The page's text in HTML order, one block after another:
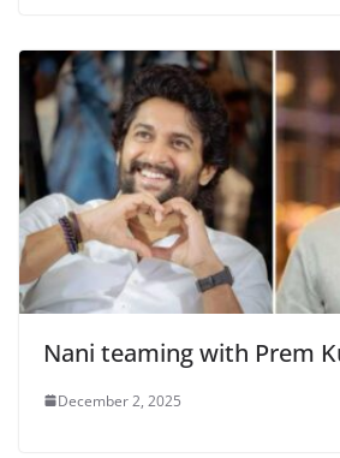
Nani teaming with Prem
December 2, 2025